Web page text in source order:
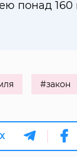
понад 160
#закон